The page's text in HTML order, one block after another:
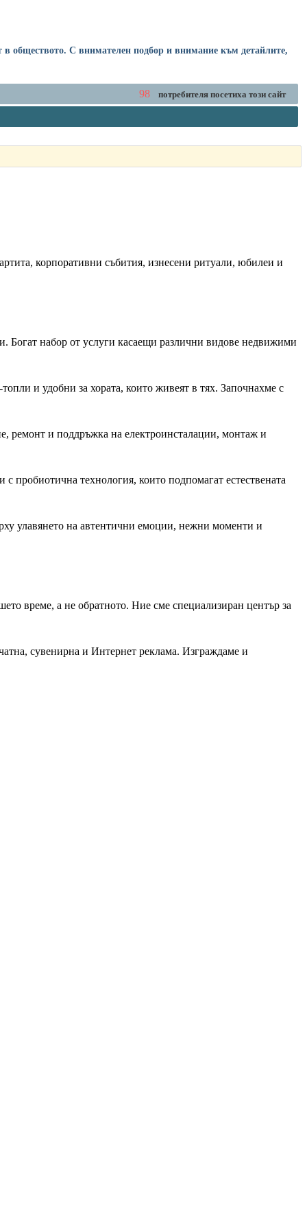
обществото. С внимателен подбор и внимание към детайлите,
98 потребителя посетиха този сайт
корпоративни събития, изнесени ритуали, юбилеи и
набор от услуги касаещи различни видове недвижими
и удобни за хората, които живеят в тях. Започнахме с
ремонт и поддръжка на електроинсталации, монтаж и
пробиотична технология, които подпомагат естествената
улавянето на автентични емоции, нежни моменти и
време, а не обратното. Ние сме специализиран център за
сувенирна и Интернет реклама. Изграждаме и